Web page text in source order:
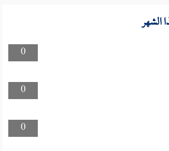
الشهر
0
0
0